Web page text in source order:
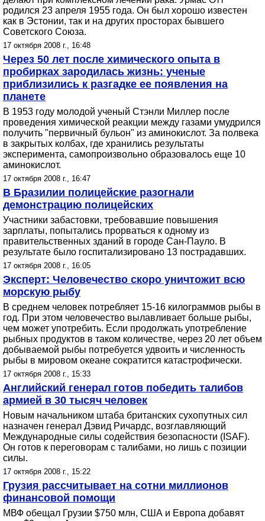
родился 23 апреля 1955 года. Он был хорошо известен
как в Эстонии, так и на других просторах бывшего
Советского Союза.
17 октября 2008 г., 16:48
Через 50 лет после химического опыта в
пробирках зародилась жизнь: ученые
приблизились к разгадке ее появления на
планете
В 1953 году молодой ученый Стэнли Миллер после
проведения химической реакции между газами умудрился
получить "первичный бульон" из аминокислот. За полвека
в закрытых колбах, где хранились результаты
эксперимента, самопроизвольно образовалось еще 10
аминокислот.
17 октября 2008 г., 16:47
В Бразилии полицейские разогнали
демонстрацию полицейских
Участники забастовки, требовавшие повышения
зарплаты, попытались прорваться к одному из
правительственных зданий в городе Сан-Пауло. В
результате было госпитализировано 13 пострадавших.
17 октября 2008 г., 16:05
Эксперт: Человечество скоро уничтожит всю
морскую рыбу
В среднем человек потребляет 15-16 килограммов рыбы в
год. При этом человечество вылавливает больше рыбы,
чем может употребить. Если продолжать употребление
рыбных продуктов в таком количестве, через 20 лет объем
добываемой рыбы потребуется удвоить и численность
рыбы в мировом океане сократится катастрофически.
17 октября 2008 г., 15:33
Английский генерал готов победить талибов
армией в 30 тысяч человек
Новым начальником штаба британских сухопутных сил
назначен генерал Дэвид Ричардс, возглавляющий
Международные силы содействия безопасности (ISAF).
Он готов к переговорам с талибами, но лишь с позиции
силы.
17 октября 2008 г., 15:22
Грузия рассчитывает на сотни миллионов
финансовой помощи
МВФ обещал Грузии $750 млн, США и Европа добавят